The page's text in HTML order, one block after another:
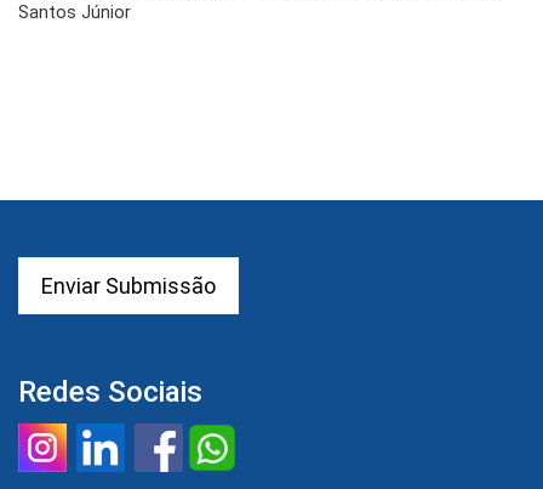
Santos Júnior
Enviar Submissão
Redes Sociais